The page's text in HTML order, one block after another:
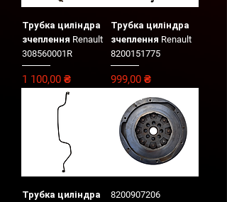
Трубка циліндра
зчеплення Renault
308560001R
Цена
1 100,00 ₴
Трубка циліндра
зчеплення Renault
8200151775
Цена
999,00 ₴
Трубка циліндра
8200907206